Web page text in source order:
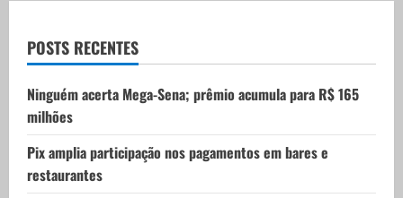
t
i
o
n
POSTS RECENTES
Ninguém acerta Mega-Sena; prêmio acumula para R$ 165
milhões
Pix amplia participação nos pagamentos em bares e
restaurantes